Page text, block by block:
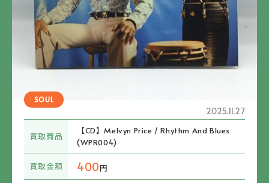
SOUL
2025.11.27
買取商品
【CD】Melvyn Price / Rhythm And Blues
(WPR004)
買取金額 400円